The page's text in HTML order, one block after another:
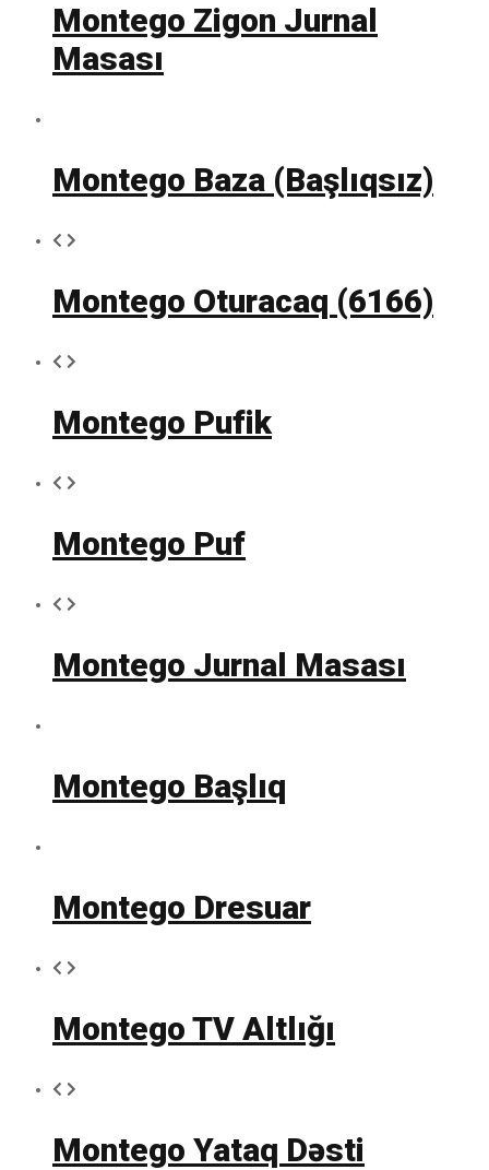
Montego Zigon Jurnal
Masası
Montego Baza (Başlıqsız)
Montego Oturacaq (6166)
Montego Pufik
Montego Puf
Montego Jurnal Masası
Montego Başlıq
Montego Dresuar
Montego TV Altlığı
Montego Yataq Dəsti